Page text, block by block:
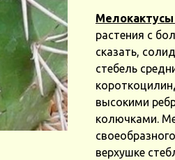
Мелокактусы
растения с
сказать,
стебель
высокими
колючками.
верхушке